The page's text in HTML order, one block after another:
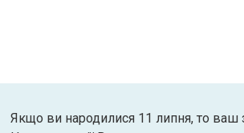
Якщо ви народилися 11 липня, то ваш